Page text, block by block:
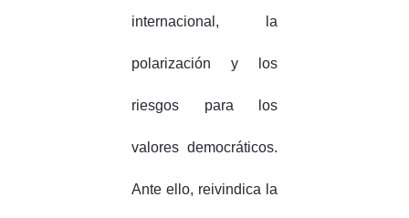
internacional, la
polarización y los
riesgos para los
valores democráticos.
Ante ello, reivindica la